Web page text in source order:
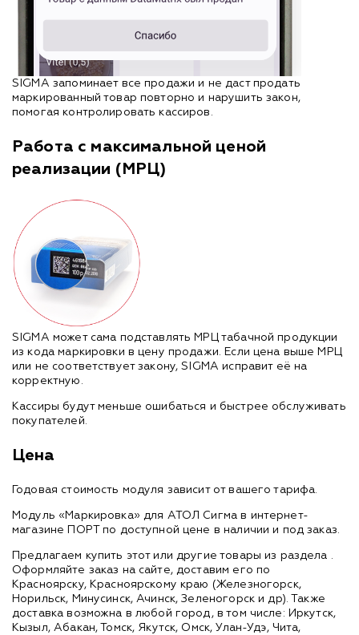
SIGMA запоминает все продажи и не даст продать
маркированный товар повторно и нарушить закон,
помогая контролировать кассиров.
Работа с максимальной ценой
реализации (МРЦ)
SIGMA может сама подставлять МРЦ табачной продукции
из кода маркировки в цену продажи. Если цена выше МРЦ
или не соответствует закону, SIGMA исправит её на
корректную.
Кассиры будут меньше ошибаться и быстрее обслуживать
покупателей.
Цена
Годовая стоимость модуля зависит от вашего тарифа.
Модуль «Маркировка» для АТОЛ Сигма в интернет-
магазине ПОРТ по доступной цене в наличии и под заказ.
Предлагаем купить этот или другие товары из раздела .
Оформляйте заказ на сайте, доставим его по
Красноярску, Красноярскому краю (Железногорск,
Норильск, Минусинск, Ачинск, Зеленогорск и др). Также
доставка возможна в любой город, в том числе: Иркутск,
Кызыл, Абакан, Томск, Якутск, Омск, Улан-Удэ, Чита,